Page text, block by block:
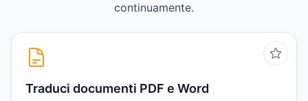
continuamente.
Traduci documenti PDF e Word